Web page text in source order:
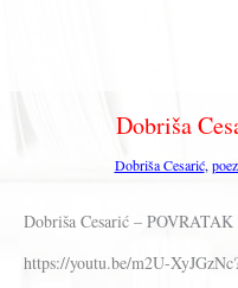
Dobriša
Dobriša Cesarić,
Dobriša Cesarić –
https://youtu.be/m2U-